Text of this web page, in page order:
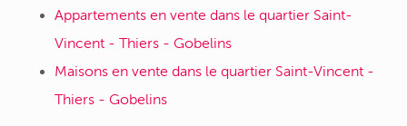
Appartements en vente dans le quartier Saint-
Vincent - Thiers - Gobelins
Maisons en vente dans le quartier Saint-Vincent -
Thiers - Gobelins